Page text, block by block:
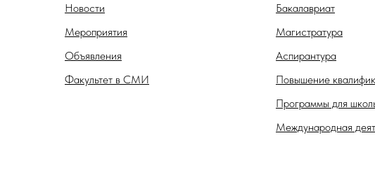
Новости
Мероприятия
Объявления
Факультет в СМИ
Бакалавриат
Магистратура
Аспирантура
Повышение
Программы для
Международная